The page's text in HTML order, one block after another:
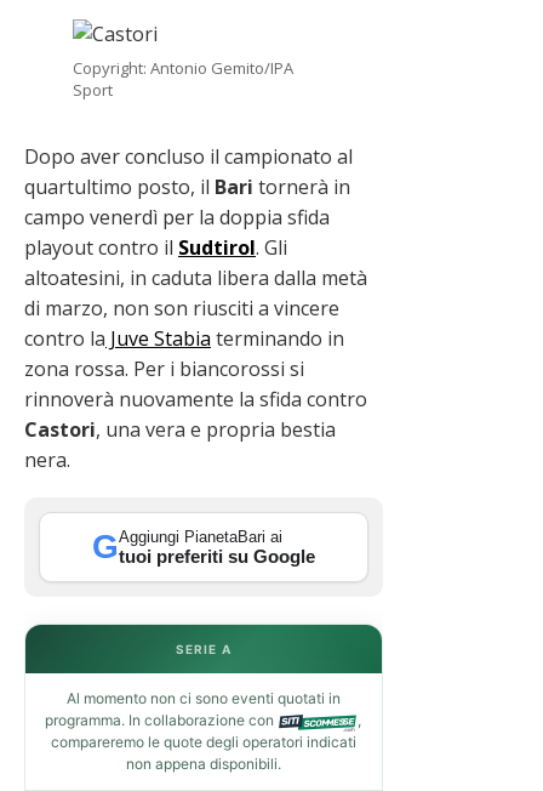
Copyright: Antonio Gemito/IPA
Sport
Dopo aver concluso il campionato al
quartultimo posto, il Bari tornerà in
campo venerdì per la doppia sfida
playout contro il Sudtirol. Gli
altoatesini, in caduta libera dalla metà
di marzo, non son riusciti a vincere
contro la Juve Stabia terminando in
zona rossa. Per i biancorossi si
rinnoverà nuovamente la sfida contro
Castori, una vera e propria bestia
nera.
GAggiungi PianetaBari ai
tuoi preferiti su Google
SERIE A
Al momento non ci sono eventi quotati in
programma. In collaborazione con
,
compareremo le quote degli operatori indicati
non appena disponibili.